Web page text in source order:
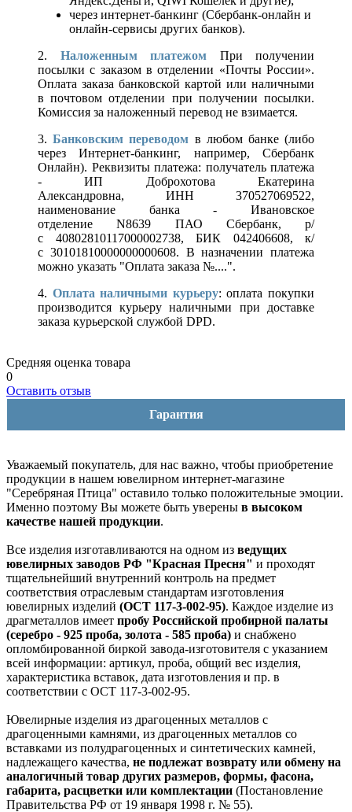
через интернет-банкинг (Сбербанк-онлайн и
онлайн-сервисы других банков).
2. Наложенным платежом При получении
посылки с заказом в отделении «Почты России».
Оплата заказа банковской картой или наличными
в почтовом отделении при получении посылки.
Комиссия за наложенный перевод не взимается.
3.Банковским переводом в любом банке (либо
через Интернет-банкинг, например, Сбербанк
Онлайн). Реквизиты платежа: получатель платежа
- ИП Доброхотова Екатерина
Александровна, ИНН 370527069522,
наименование банка - Ивановское
отделение N8639 ПАО Сбербанк, р/
с 40802810117000002738, БИК 042406608, к/
с 30101810000000000608. В назначении платежа
можно указать "Оплата заказа №....".
4. Оплата наличными курьеру: оплата покупки
производится курьеру наличными при доставке
заказа курьерской службой DPD.
Средняя оценка товара
0
Оставить отзыв
Гарантия
Уважаемый покупатель, для нас важно, чтобы приобретение
продукции в нашем ювелирном интернет-магазине
"Серебряная Птица" оставило только положительные эмоции.
Именно поэтому Вы можете быть уверены в высоком
качестве нашей продукции.
Все изделия изготавливаются на одном из ведущих
ювелирных заводов РФ "Красная Пресня" и проходят
тщательнейший внутренний контроль на предмет
соответствия отраслевым стандартам изготовления
ювелирных изделий (ОСТ 117-3-002-95). Каждое изделие из
драгметаллов имеет пробу Российской пробирной палаты
(серебро - 925 проба, золота - 585 проба) и снабжено
опломбированной биркой завода-изготовителя с указанием
всей информации: артикул, проба, общий вес изделия,
характеристика вставок, дата изготовления и пр. в
соответствии с ОСТ 117-3-002-95.
Ювелирные изделия из драгоценных металлов с
драгоценными камнями, из драгоценных металлов со
вставками из полудрагоценных и синтетических камней,
надлежащего качества, не подлежат возврату или обмену на
аналогичный товар других размеров, формы, фасона,
габарита, расцветки или комплектации (Постановление
Правительства РФ от 19 января 1998 г. № 55).